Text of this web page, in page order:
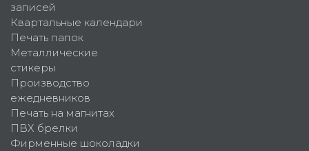
записей
Квартальные календари
Печать папок
Металлические
стикеры
Производство
ежедневников
Печать на магнитах
ПВХ брелки
Фирменные шоколадки